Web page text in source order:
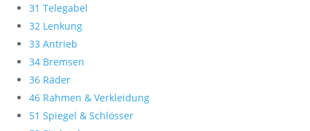
31 Telegabel
32 Lenkung
33 Antrieb
34 Bremsen
36 Räder
46 Rahmen & Verkleidung
51 Spiegel & Schlösser